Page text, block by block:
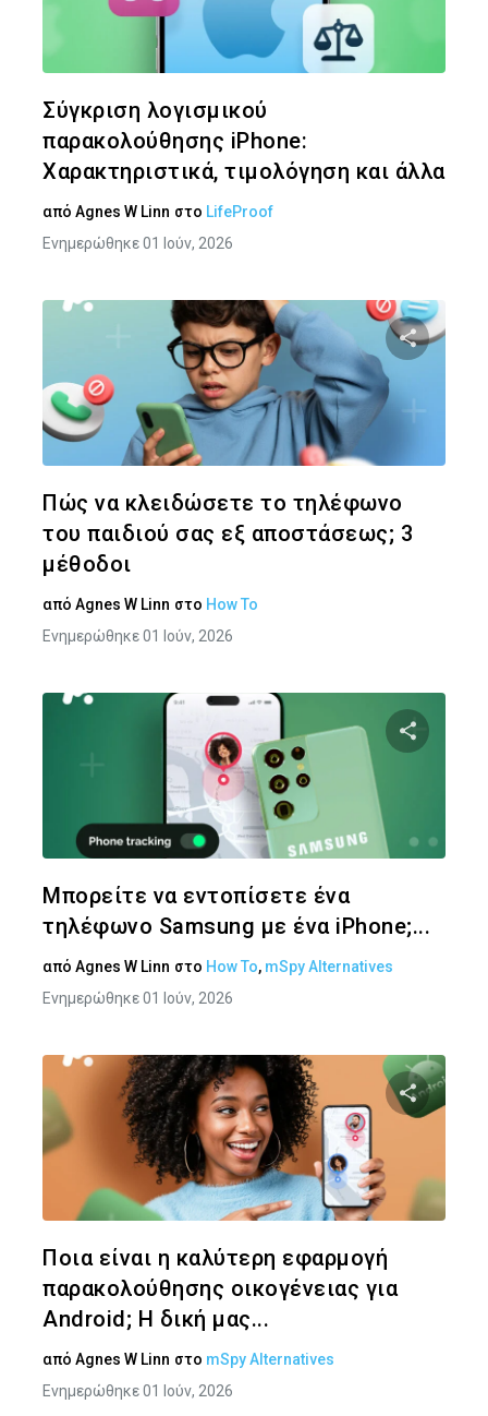
Σύγκριση λογισμικού
παρακολούθησης iPhone:
Χαρακτηριστικά, τιμολόγηση και άλλα
από Agnes W Linn στο LifeProof
Ενημερώθηκε 01 Ιούν, 2026
Πώς να κλειδώσετε το τηλέφωνο
του παιδιού σας εξ αποστάσεως; 3
μέθοδοι
από Agnes W Linn στο How To
Ενημερώθηκε 01 Ιούν, 2026
Μπορείτε να εντοπίσετε ένα
τηλέφωνο Samsung με ένα iPhone;...
από Agnes W Linn στο How To, mSpy Alternatives
Ενημερώθηκε 01 Ιούν, 2026
Ποια είναι η καλύτερη εφαρμογή
παρακολούθησης οικογένειας για
Android; Η δική μας...
από Agnes W Linn στο mSpy Alternatives
Ενημερώθηκε 01 Ιούν, 2026